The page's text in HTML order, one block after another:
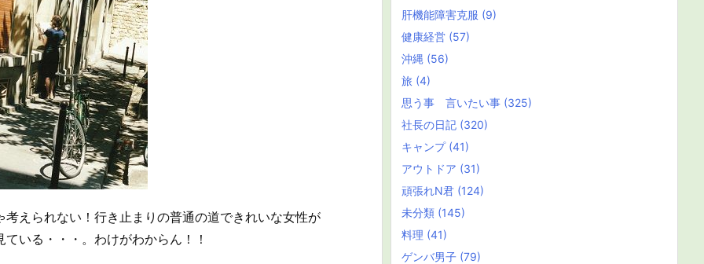
考えられない！行き止まりの普通の道できれいな女性が
ている・・・。わけがわからん！！
肝機能障害克服 (9)
健康経営 (57)
沖縄 (56)
旅 (4)
思う事 言いたい事 (325)
社長の日記 (320)
キャンプ (41)
アウトドア (31)
頑張れN君 (124)
未分類 (145)
料理 (41)
ゲンバ男子 (79)